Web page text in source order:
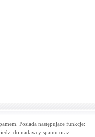
Posiada następujące funkcje:
do nadawcy spamu oraz